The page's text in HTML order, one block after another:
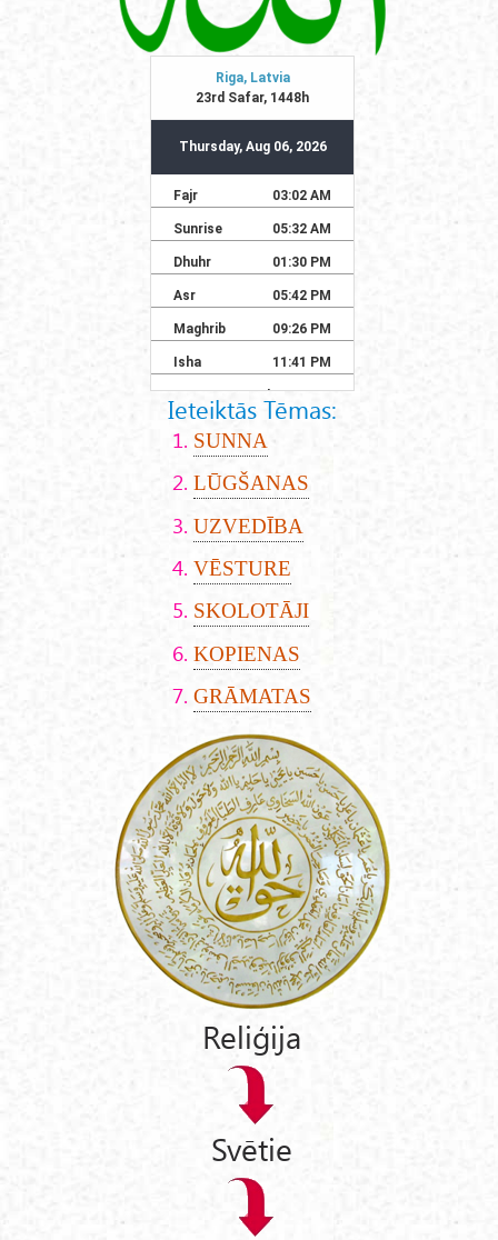
Ieteiktās Tēmas:
SUNNA
LŪGŠANAS
UZVEDĪBA
VĒSTURE
SKOLOTĀJI
KOPIENAS
GRĀMATAS
Reliģija
Svētie